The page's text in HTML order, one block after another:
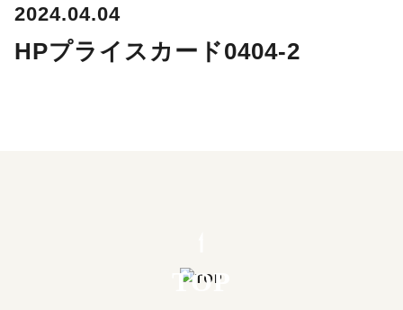
2024.04.04
HPプライスカード0404-2
TOP